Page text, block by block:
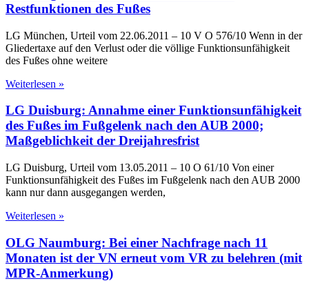
Restfunktionen des Fußes
LG München, Urteil vom 22.06.2011 – 10 V O 576/10 Wenn in der
Gliedertaxe auf den Verlust oder die völlige Funktionsunfähigkeit
des Fußes ohne weitere
Weiterlesen »
LG Duisburg: Annahme einer Funktionsunfähigkeit
des Fußes im Fußgelenk nach den AUB 2000;
Maßgeblichkeit der Dreijahresfrist
LG Duisburg, Urteil vom 13.05.2011 – 10 O 61/10 Von einer
Funktionsunfähigkeit des Fußes im Fußgelenk nach den AUB 2000
kann nur dann ausgegangen werden,
Weiterlesen »
OLG Naumburg: Bei einer Nachfrage nach 11
Monaten ist der VN erneut vom VR zu belehren (mit
MPR-Anmerkung)